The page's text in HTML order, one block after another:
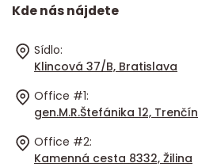
Kde nás nájdete
Sídlo:
Klincová 37/B, Bratislava
Office #1:
gen.M.R.Štefánika 12, Trenčín
Office #2:
Kamenná cesta 8332, Žilina